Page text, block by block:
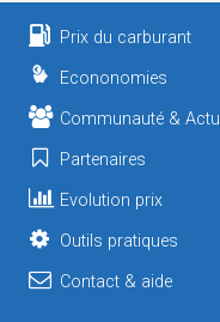
Prix du carburant
Econonomies
Communauté & Actu
Partenaires
Evolution prix
Outils pratiques
Contact & aide